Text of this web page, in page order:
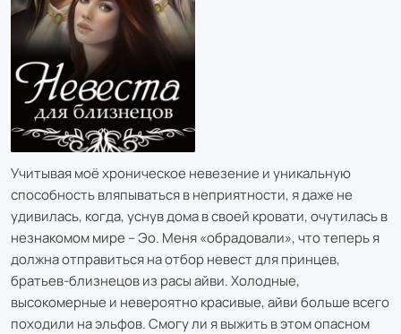
Учитывая моё хроническое невезение и уникальную
способность вляпываться в неприятности, я даже не
удивилась, когда, уснув дома в своей кровати, очутилась в
незнакомом мире – Эо. Меня «обрадовали», что теперь я
должна отправиться на отбор невест для принцев,
братьев-близнецов из расы айви. Холодные,
высокомерные и невероятно красивые, айви больше всего
походили на эльфов. Смогу ли я выжить в этом опасном